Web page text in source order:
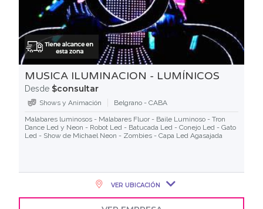
MUSICA ILUMINACION - LUMÍNICOS
Desde $consultar
Shows y Animación
Belgrano - CABA
Malabares luminosos - Malabares Fluor - Baile Luminoso - Tron
Dance Led y Neon - Robot Led - Batucada Led - Conejo Led - Gato
Led - Show de Michael Neon - Zombies - Capa Led Agasajada
VER UBICACIÓN